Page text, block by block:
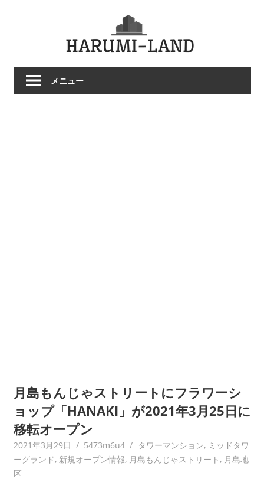
メニュー
月島もんじゃストリートにフラワーシ
ョップ「HANAKI」が2021年3月25日に
移転オープン
2021年3月29日 5473m6u4 タワーマンション, ミッドタワ
ーグランド, 新規オープン情報, 月島もんじゃストリート , 月島地
区